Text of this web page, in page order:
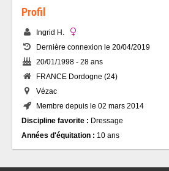
Profil
Ingrid H.
Dernière connexion le 20/04/2019
20/01/1998 - 28 ans
FRANCE Dordogne (24)
Vézac
Membre depuis le 02 mars 2014
Discipline favorite : Dressage
Années d'équitation : 10 ans